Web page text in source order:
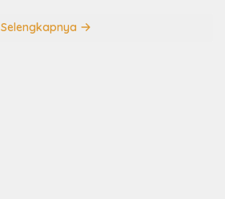
Selengkapnya